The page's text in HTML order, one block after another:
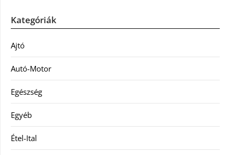
Kategóriák
Ajtó
Autó-Motor
Egészség
Egyéb
Étel-Ital